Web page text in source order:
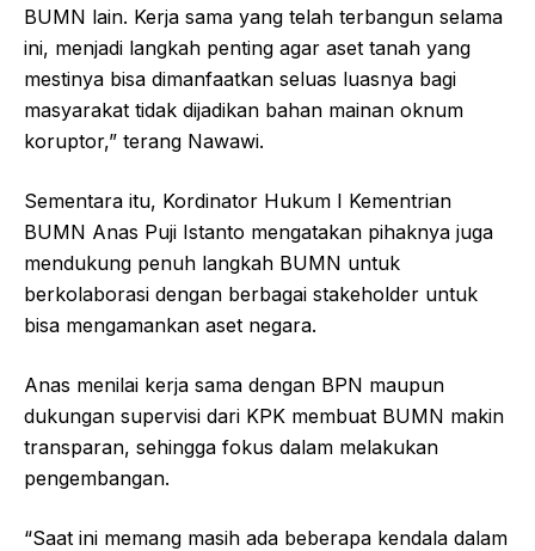
BUMN lain. Kerja sama yang telah terbangun selama
ini, menjadi langkah penting agar aset tanah yang
mestinya bisa dimanfaatkan seluas luasnya bagi
masyarakat tidak dijadikan bahan mainan oknum
koruptor,” terang Nawawi.
Sementara itu, Kordinator Hukum I Kementrian
BUMN Anas Puji Istanto mengatakan pihaknya juga
mendukung penuh langkah BUMN untuk
berkolaborasi dengan berbagai stakeholder untuk
bisa mengamankan aset negara.
Anas menilai kerja sama dengan BPN maupun
dukungan supervisi dari KPK membuat BUMN makin
transparan, sehingga fokus dalam melakukan
pengembangan.
“Saat ini memang masih ada beberapa kendala dalam